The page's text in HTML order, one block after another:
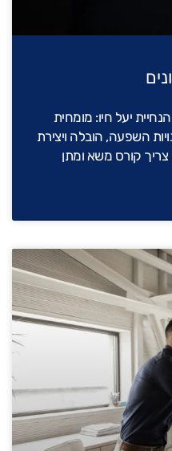
יעל חיו: מומחית
השפעה, הובלה ויצירת
צריך קורס משא ומתן